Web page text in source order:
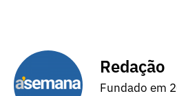
Redação
Fundado em